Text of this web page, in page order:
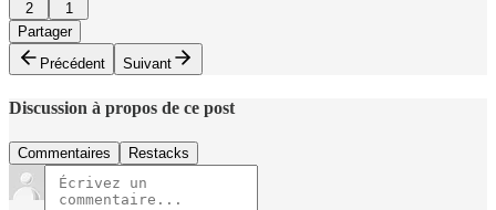
2
1
Partager
Précédent
Suivant
Discussion à propos de ce post
Commentaires Restacks